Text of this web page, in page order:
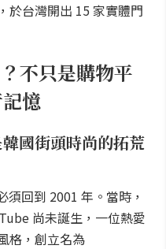
於台灣開出 15 家實體門
不只是購物平
憶
國街頭時尚的拓荒
回到 2001 年。當時，
尚未誕生，一位熱愛
格，創立名為